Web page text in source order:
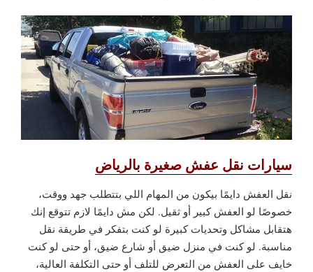
سيارات نقل عفش صغيرة بالرياض
نقل العفش دايمًا بيكون من المهام اللي بتتطلب جهد ووقت،
خصوصًا لو العفش كبير أو ثقيل. لكن مش دايمًا لازم تتوقع إنك
هتقابل مشاكل وتحديات كبيرة لو كنت بتفكر في طريقة نقل
مناسبة. لو كنت في منزل ضيق أو شارع ضيق، أو حتى لو كنت
خايف على العفش من التعرض للتلف أو حتى التكلفة العالية،